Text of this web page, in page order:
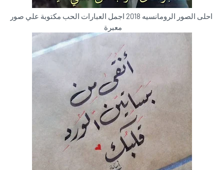
احلى الصور الرومانسيه 2018 اجمل العبارات الحب مكتوبة علي صور
معبرة